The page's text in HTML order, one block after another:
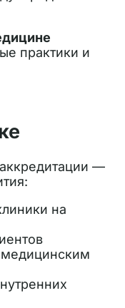
практики и
—
на
медицинским